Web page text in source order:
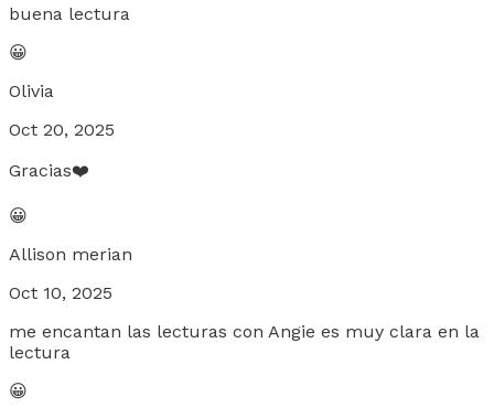
buena lectura
😀
Olivia
Oct 20, 2025
Gracias❤️
😀
Allison merian
Oct 10, 2025
me encantan las lecturas con Angie es muy clara en la
lectura
😀